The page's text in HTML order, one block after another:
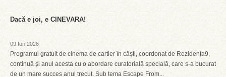
Dacă e joi, e CINEVARA!
09 Iun 2026
Programul gratuit de cinema de cartier în căști, coordonat de Rezidența9,
continuă și anul acesta cu o abordare curatorială specială, care s-a bucurat
de un mare succes anul trecut. Sub tema Escape From...